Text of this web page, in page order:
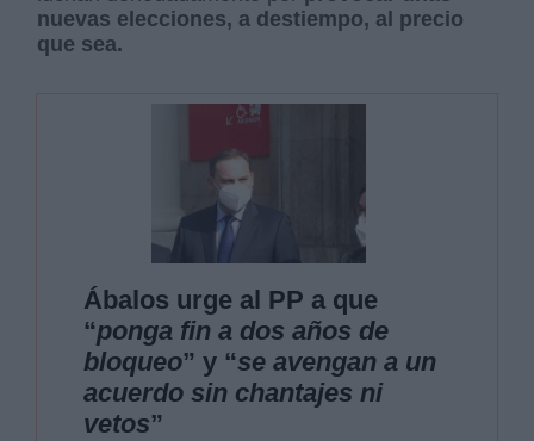
nuevas elecciones, a destiempo, al precio
que sea.
Ábalos urge al PP a que
“ponga fin a dos años de
bloqueo” y “se avengan a un
acuerdo sin chantajes ni
vetos”